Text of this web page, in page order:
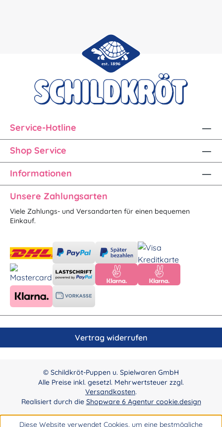
Service-Hotline
Shop Service
Informationen
Unsere Zahlungsarten
Viele Zahlungs- und Versandarten für einen bequemen
Einkauf.
Vertrag widerrufen
© Schildkröt-Puppen u. Spielwaren GmbH
Alle Preise inkl. gesetzl. Mehrwertsteuer zzgl.
Versandkosten.
Realisiert durch die Shopware 6 Agentur cookie.design
Diese Website verwendet Cookies, um eine bestmögliche